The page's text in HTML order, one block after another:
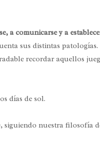
a comunicarse y a
sus distintas
recordar aquellos
días de sol.
siguiendo nuestra filosofía